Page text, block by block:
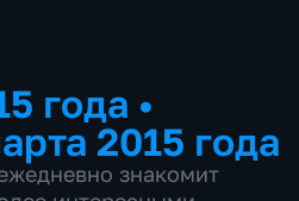
года •
2015 года
знакомит